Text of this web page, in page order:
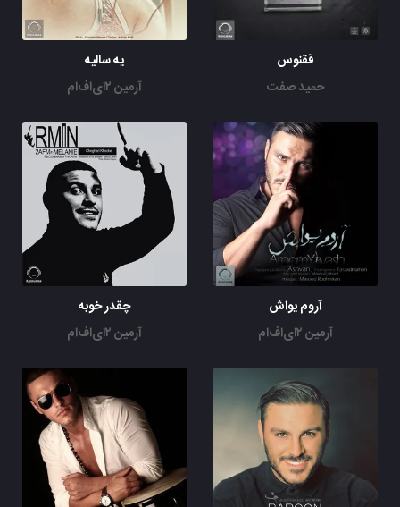
ققنوس
حمید صفت
یه سالیه
آرمین ۲ای‌اف‌ام
آروم یواش
آرمین ۲ای‌اف‌ام
چقدر خوبه
آرمین ۲ای‌اف‌ام